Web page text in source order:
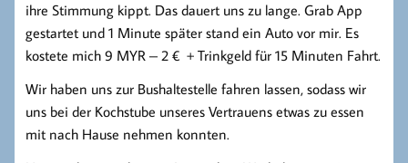
ihre Stimmung kippt. Das dauert uns zu lange. Grab App
gestartet und 1 Minute später stand ein Auto vor mir. Es
kostete mich 9 MYR – 2 € + Trinkgeld für 15 Minuten Fahrt.
Wir haben uns zur Bushaltestelle fahren lassen, sodass wir
uns bei der Kochstube unseres Vertrauens etwas zu essen
mit nach Hause nehmen konnten.